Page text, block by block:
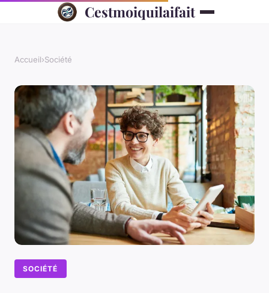
Cestmoiquilaifait
Accueil›Société
SOCIÉTÉ